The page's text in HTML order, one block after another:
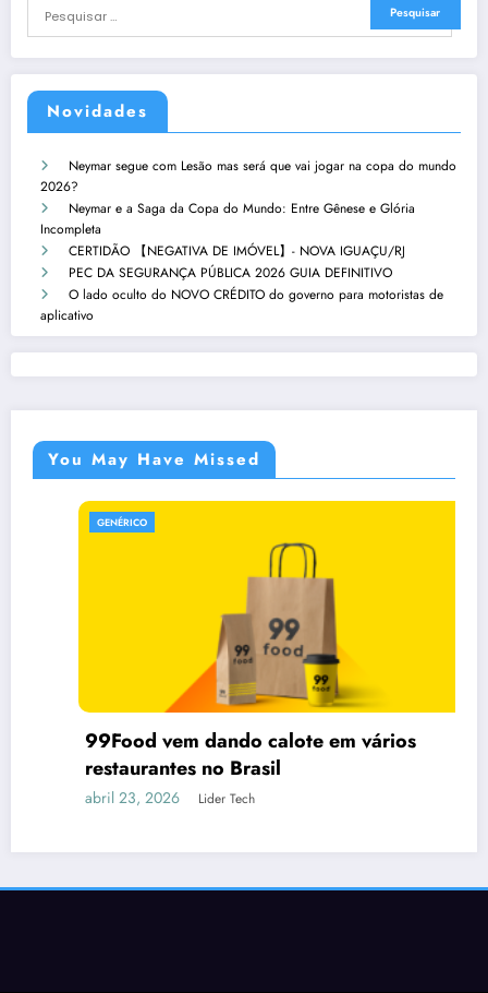
Novidades
Neymar segue com Lesão mas será que vai jogar na copa do mundo
2026?
Neymar e a Saga da Copa do Mundo: Entre Gênese e Glória
Incompleta
CERTIDÃO 【NEGATIVA DE IMÓVEL】- NOVA IGUAÇU/RJ
PEC DA SEGURANÇA PÚBLICA 2026 GUIA DEFINITIVO
O lado oculto do NOVO CRÉDITO do governo para motoristas de
aplicativo
You May Have Missed
GENÉRICO
99Food vem dando calote em vários
restaurantes no Brasil
abril 23, 2026 Lider Tech